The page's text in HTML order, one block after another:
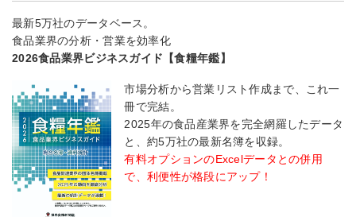
最新5万社のデータベース。
食品業界の分析・営業を効率化
2026食品業界ビジネスガイド【食糧年鑑】
市場分析から営業リスト作成まで、これ一
冊で完結。
2025年の食品産業界を完全網羅したデータ
と、約5万社の最新名簿を収録。
有料オプションのExcelデータとの併用
で、利便性が格段にアップ！